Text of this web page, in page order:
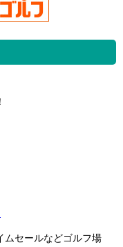
ムセールなどゴルフ場